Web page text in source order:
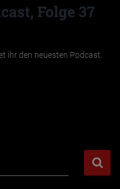
Folge 37
ihr den neuesten Podcast.